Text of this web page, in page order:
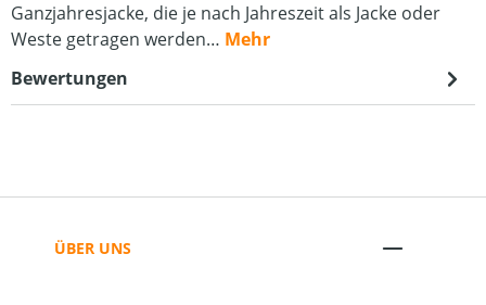
Ganzjahresjacke, die je nach Jahreszeit als Jacke oder
Weste getragen werden… Mehr
Bewertungen
ÜBER UNS